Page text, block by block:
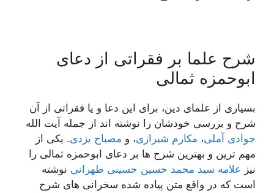
شرح علما بر فقراتی از دعای
ابوحمزه ثمالی
بسیاری از علمای دین، برای این دعا و یا فقراتی از آن
شرح و بررسی خودشان را نوشته اند از جمله آیت الله
جوادی آملی، مکارم شیرازی، و مصباح یزدی. یکی از
مهم ترین و بهترین شرح ها بر دعای ابوحمزه ثمالی را
نیز علامه سید محمد حسین حسینی طهرانی نوشته
است که در واقع متن پیاده شده سخرانی های شرح